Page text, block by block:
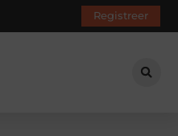
Registreer